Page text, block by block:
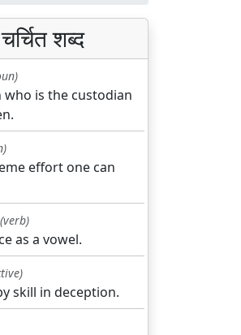
चर्चित शब्द
who is the custodian
effort one can
(verb)
as a vowel.
skill in deception.